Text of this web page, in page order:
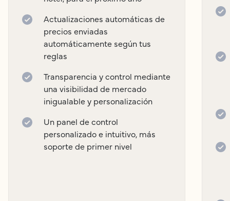
Actualizaciones automáticas de
precios enviadas
automáticamente según tus
reglas
Transparencia y control mediante
una visibilidad de mercado
inigualable y personalización
Un panel de control
personalizado e intuitivo, más
soporte de primer nivel